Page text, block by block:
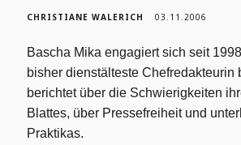
CHRISTIANE WALERICH 03.11.2006
Bascha Mika engagiert sich seit
bisher dienstälteste Chefredakteurin
berichtet über die Schwierigkeiten
Blattes, über Pressefreiheit und
Praktikas.